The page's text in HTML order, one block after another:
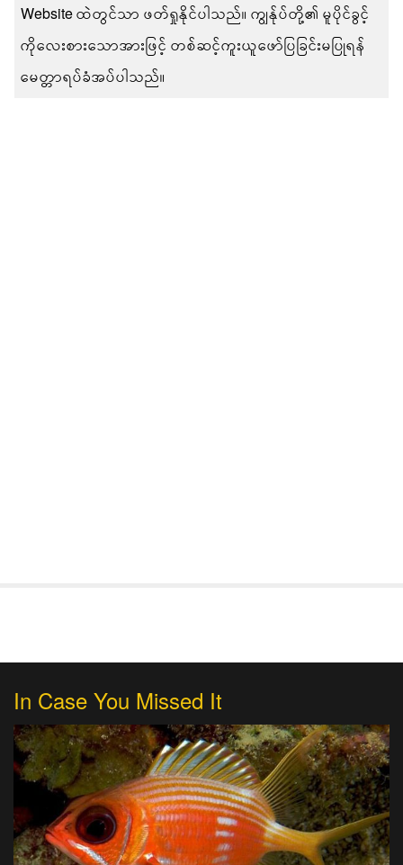
Website ထဲတွင်သာ ဖတ်ရှုနိုင်ပါသည်။ ကျွန်ုပ်တို့၏ မူပိုင်ခွင့်
ကိုလေးစားသောအားဖြင့် တစ်ဆင့်ကူးယူဖော်ပြခြင်းမပြုရန်
မေတ္တာရပ်ခံအပ်ပါသည်။
In Case You Missed It